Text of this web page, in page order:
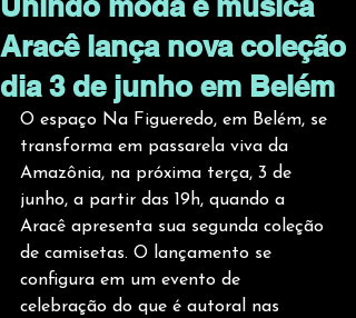
Aracê lança nova coleção
dia 3 de junho em Belém
O espaço Na Figueredo, em Belém, se
transforma em passarela viva da
Amazônia, na próxima terça, 3 de
junho, a partir das 19h, quando a
Aracê apresenta sua segunda coleção
de camisetas. O lançamento se
configura em um evento de
celebração do que é autoral nas